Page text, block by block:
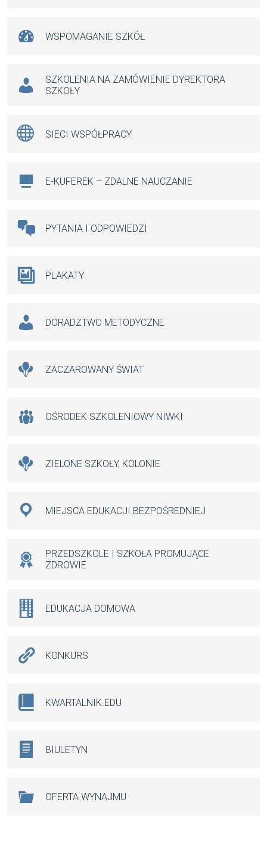
WSPOMAGANIE SZKÓŁ
SZKOLENIA NA ZAMÓWIENIE DYREKTORA
SZKOŁY
SIECI WSPÓŁPRACY
E-KUFEREK – ZDALNE NAUCZANIE
PYTANIA I ODPOWIEDZI
PLAKATY
DORADZTWO METODYCZNE
ZACZAROWANY ŚWIAT
OŚRODEK SZKOLENIOWY NIWKI
ZIELONE SZKOŁY, KOLONIE
MIEJSCA EDUKACJI BEZPOŚREDNIEJ
PRZEDSZKOLE I SZKOŁA PROMUJĄCE
ZDROWIE
EDUKACJA DOMOWA
KONKURS
KWARTALNIK.EDU
BIULETYN
OFERTA WYNAJMU